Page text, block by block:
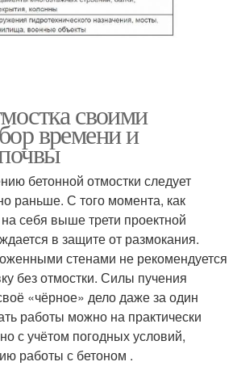
своими
времени и
бетонной отмостки следует
раньше. С того момента, как
себя выше трети проектной
в защите от размокания.
стенами не рекомендуется
без отмостки. Силы пучения
«чёрное» дело даже за один
работы можно на практически
с учётом погодных условий,
работы с бетоном .